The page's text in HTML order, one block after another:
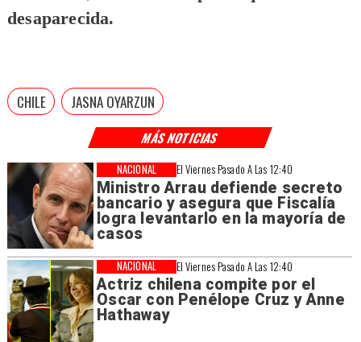
MÁS NOTICIAS
El Viernes Pasado A Las 12:40
Ministro Arrau defiende secreto
bancario y asegura que Fiscalía
logra levantarlo en la mayoría de
casos
NACIONAL
El Viernes Pasado A Las 12:40
Actriz chilena compite por el
Oscar con Penélope Cruz y Anne
Hathaway
NACIONAL
desaparecida.
CHILE JASNA OYARZUN